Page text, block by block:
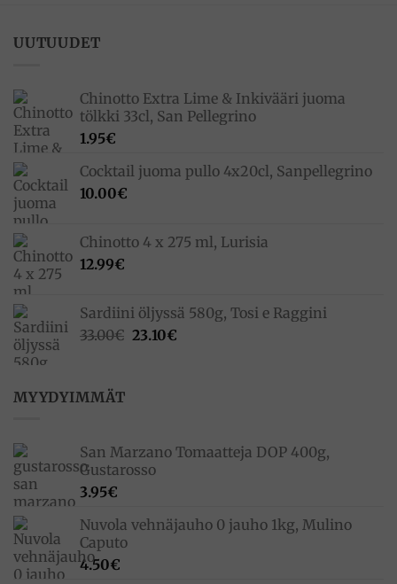
UUTUUDET
Chinotto Extra Lime & Inkivääri juoma
tölkki 33cl, San Pellegrino
1.95€
Cocktail juoma pullo 4x20cl, Sanpellegrino
10.00€
Chinotto 4 x 275 ml, Lurisia
12.99€
Sardiini öljyssä 580g, Tosi e Raggini
33.00€ Alkuperäinen
23.10€Nykyinen
MYYDYIMMÄT
San Marzano Tomaatteja DOP 400g,
Gustarosso
3.95€
Nuvola vehnäjauho 0 jauho 1kg, Mulino
Caputo
4.50€